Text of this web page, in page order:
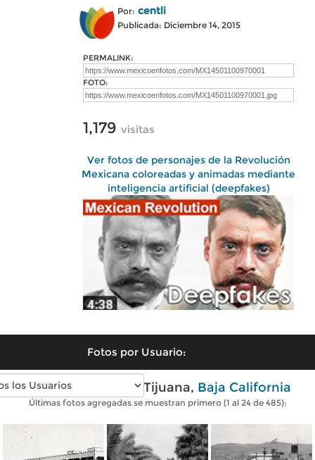
Por: centli
Publicada: Diciembre 14, 2015
PERMALINK:
FOTO:
1,179 visitas
Ver fotos de personajes de la Revolución
Mexicana coloreadas y animadas mediante
inteligencia artificial (deepfakes)
Fotos por Usuario:
Fotos antiguas de Tijuana, Baja California
Últimas fotos agregadas se muestran primero (1 al 24 de 485):